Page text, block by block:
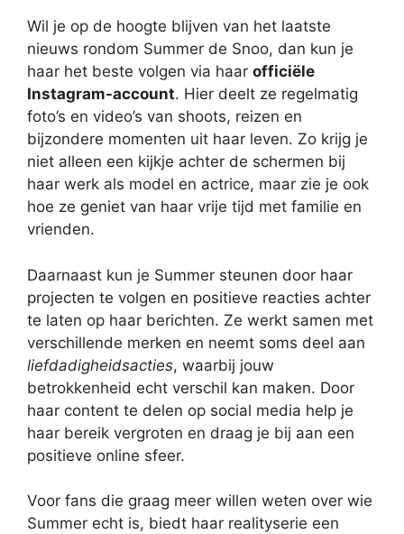
Wil je op de hoogte blijven van het laatste
nieuws rondom Summer de Snoo, dan kun je
haar het beste volgen via haar officiële
Instagram-account. Hier deelt ze regelmatig
foto’s en video’s van shoots, reizen en
bijzondere momenten uit haar leven. Zo krijg je
niet alleen een kijkje achter de schermen bij
haar werk als model en actrice, maar zie je ook
hoe ze geniet van haar vrije tijd met familie en
vrienden.
Daarnaast kun je Summer steunen door haar
projecten te volgen en positieve reacties achter
te laten op haar berichten. Ze werkt samen met
verschillende merken en neemt soms deel aan
liefdadigheidsacties, waarbij jouw
betrokkenheid echt verschil kan maken. Door
haar content te delen op social media help je
haar bereik vergroten en draag je bij aan een
positieve online sfeer.
Voor fans die graag meer willen weten over wie
Summer echt is, biedt haar realityserie een